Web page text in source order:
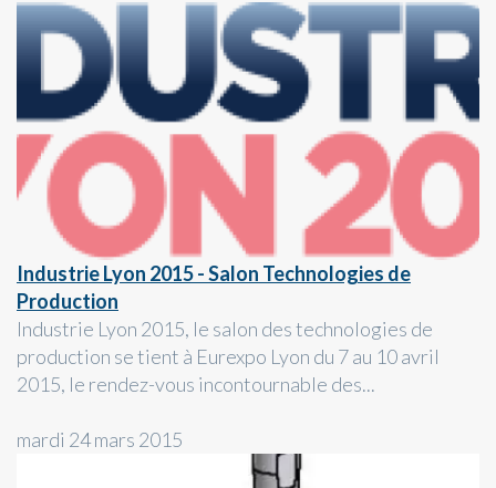
Industrie Lyon 2015 - Salon Technologies de
Production
Industrie Lyon 2015, le salon des technologies de
production se tient à Eurexpo Lyon du 7 au 10 avril
2015, le rendez-vous incontournable des...
mardi 24 mars 2015